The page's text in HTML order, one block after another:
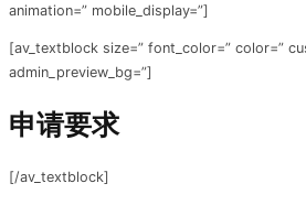
animation=” mobile_display=”]
[av_textblock size=” font_color=” color=”
admin_preview_bg=”]
申请要求
[/av_textblock]